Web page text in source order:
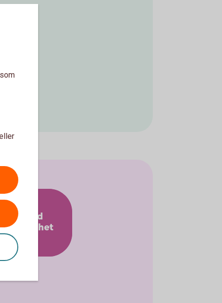
Stöd vid